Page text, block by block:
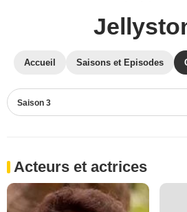
Accueil Saisons et Episodes
Saison 3
Acteurs et actrices